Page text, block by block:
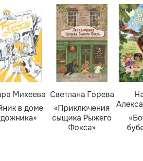
Михеева
в доме
Светлана Горева
«Приключения
сыщика Рыжего
Фокса»